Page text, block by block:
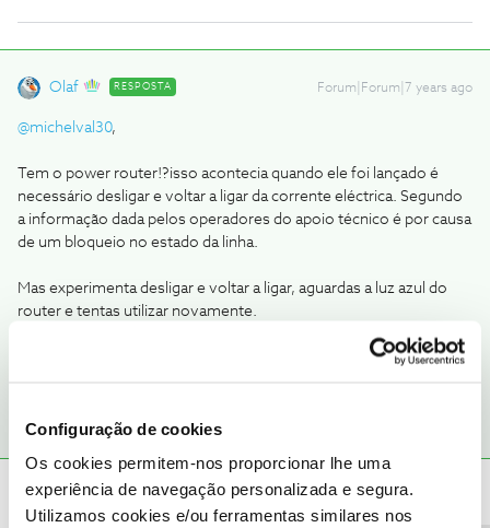
Configuração de cookies
Os cookies permitem-nos proporcionar lhe uma
experiência de navegação personalizada e segura.
Utilizamos cookies e/ou ferramentas similares nos
Olaf RESPOSTA Forum|Forum|7 years ago
@michelval30,
Tem o power router!?isso acontecia quando ele foi lançado é
necessário desligar e voltar a ligar da corrente eléctrica. Segundo
a informação dada pelos operadores do apoio técnico é por causa
de um bloqueio no estado da linha.
Mas experimenta desligar e voltar a ligar, aguardas a luz azul do
router e tentas utilizar novamente.
M michelval30 AUTOR Forum|Forum|7 years ago